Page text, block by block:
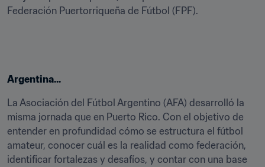
Federación Puertorriqueña de Fútbol (FPF).
Argentina...
La Asociación del Fútbol Argentino (AFA) desarrolló la
misma jornada que en Puerto Rico. Con el objetivo de
entender en profundidad cómo se estructura el fútbol
amateur, conocer cuál es la realidad como federación,
identificar fortalezas y desafíos, y contar con una base